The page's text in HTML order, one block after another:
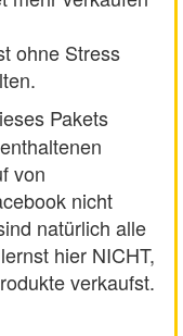
ohne Stress
Pakets
von
nicht
natürlich alle
hier NICHT,
verkaufst.